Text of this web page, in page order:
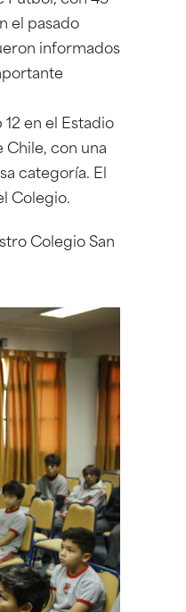
el pasado
informados
en el Estadio
Chile, con una
categoría. El
Colegio.
Colegio San